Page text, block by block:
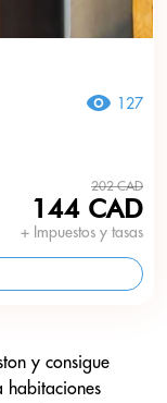
127
202 CAD
144 CAD
+ Impuestos y tasas
y consigue
habitaciones